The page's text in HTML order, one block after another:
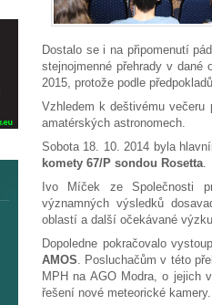
Dostalo se i na připomenutí
stejnojmenné přehrady v
2015, protože podle
Vzhledem k deštivému večeru
amatérských astronomech.
Sobota 18. 10. 2014 byla
komety 67/P sondou Rosetta.
Ivo Míček ze Společnosti
významných výsledků
oblastí a další očekávané
Dopoledne pokračovalo
AMOS. Posluchačům v této
MPH na AGO Modra, o jejich
řešení nové meteorické kamery.